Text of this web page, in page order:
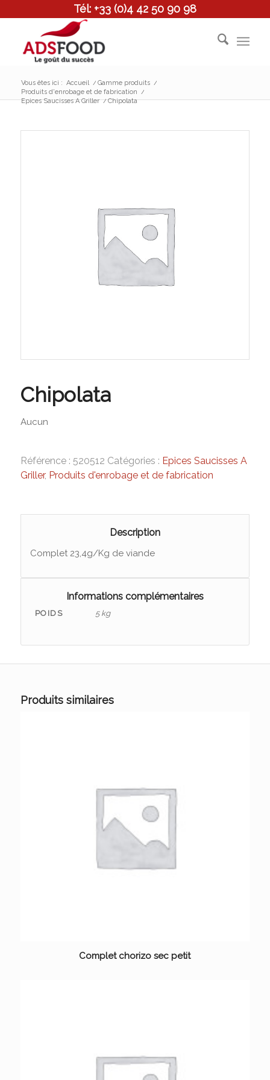
Tél: +33 (0)4 42 50 90 98
Vous êtes ici : Accueil / Gamme produits /
Produits d'enrobage et de fabrication /
Epices Saucisses A Griller /Chipolata
Chipolata
Aucun
Référence : 520512 Catégories : Epices Saucisses A
Griller, Produits d'enrobage et de fabrication
Description
Complet 23,4g/Kg de viande
Informations complémentaires
POIDS 5 kg
Produits similaires
Complet chorizo sec petit